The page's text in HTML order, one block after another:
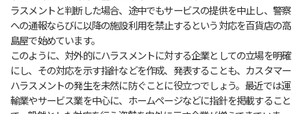
ラスメントと判断した場合、途中でもサービスの提供を中止し、警察
への通報ならびに以降の施設利用を禁止するという対応を百貨店の高
島屋で始めています。
このように、対外的にハラスメントに対する企業としての立場を明確
にし、その対応を示す指針などを作成、発表することも、カスタマー
ハラスメントの発生を未然に防ぐことに役立つでしょう。最近では運
輸業やサービス業を中心に、ホームページなどに指針を掲載すること